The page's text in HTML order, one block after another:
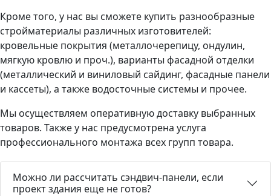
Кроме того, у нас вы сможете купить разнообразные
стройматериалы различных изготовителей:
кровельные покрытия (металлочерепицу, ондулин,
мягкую кровлю и проч.), варианты фасадной отделки
(металлический и виниловый сайдинг, фасадные панели
и кассеты), а также водосточные системы и прочее.
Мы осуществляем оперативную доставку выбранных
товаров. Также у нас предусмотрена услуга
профессионального монтажа всех групп товара.
Можно ли рассчитать сэндвич-панели, если
проект здания еще не готов?